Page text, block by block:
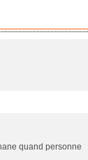
quand personne